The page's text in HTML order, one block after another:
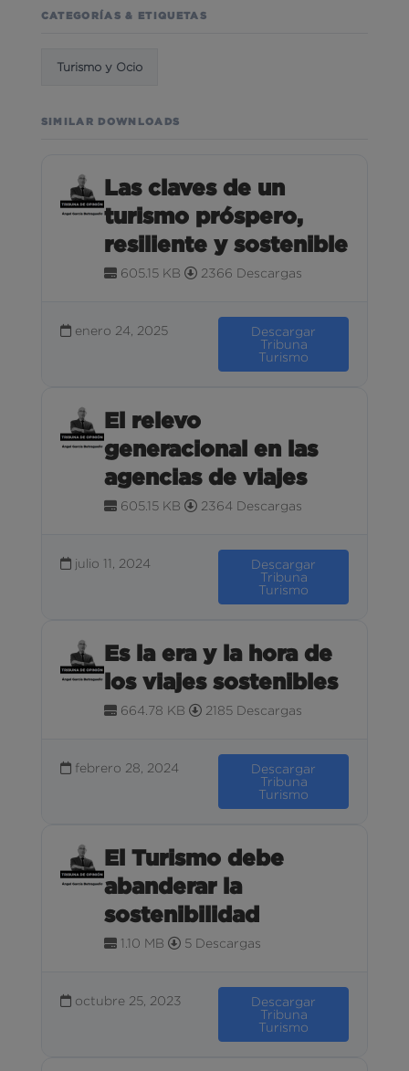
CATEGORÍAS & ETIQUETAS
Turismo y Ocio
SIMILAR DOWNLOADS
Las claves de un
turismo próspero,
resiliente y sostenible
605.15 KB 2366 Descargas
enero 24, 2025
Descargar
Tribuna
Turismo
El relevo
generacional en las
agencias de viajes
605.15 KB 2364 Descargas
julio 11, 2024
Descargar
Tribuna
Turismo
Es la era y la hora de
los viajes sostenibles
664.78 KB 2185 Descargas
febrero 28, 2024
Descargar
Tribuna
Turismo
El Turismo debe
abanderar la
sostenibilidad
1.10 MB 5 Descargas
octubre 25, 2023
Descargar
Tribuna
Turismo